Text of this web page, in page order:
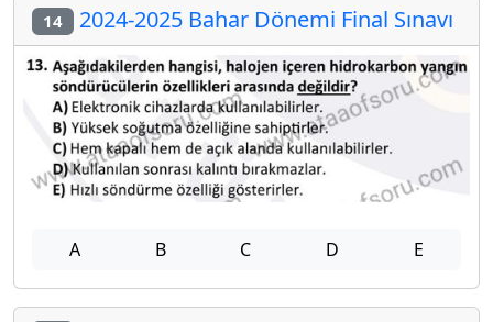
14 2024-2025 Bahar Dönemi Final Sınavı
A B C D E